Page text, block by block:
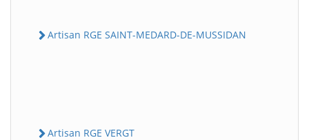
Artisan RGE SAINT-MEDARD-DE-MUSSIDAN
Artisan RGE VERGT